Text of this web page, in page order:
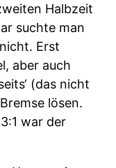
Halbzeit
suchte man
Erst
aber auch
(das nicht
lösen.
war der